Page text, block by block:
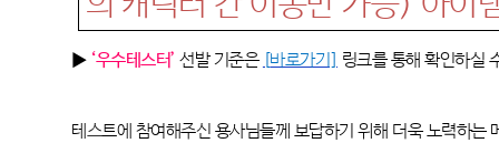
▶ ‘우수테스터’ 선발 기준은 [바로가기] 링크를 통해 확인하실
테스트에 참여해주신 용사님들께 보답하기 위해 더욱 노력하는